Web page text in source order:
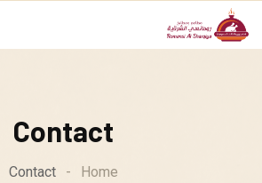
Contact
Contact - Home